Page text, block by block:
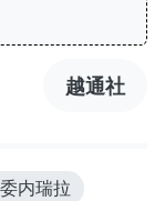
越通社
内瑞拉